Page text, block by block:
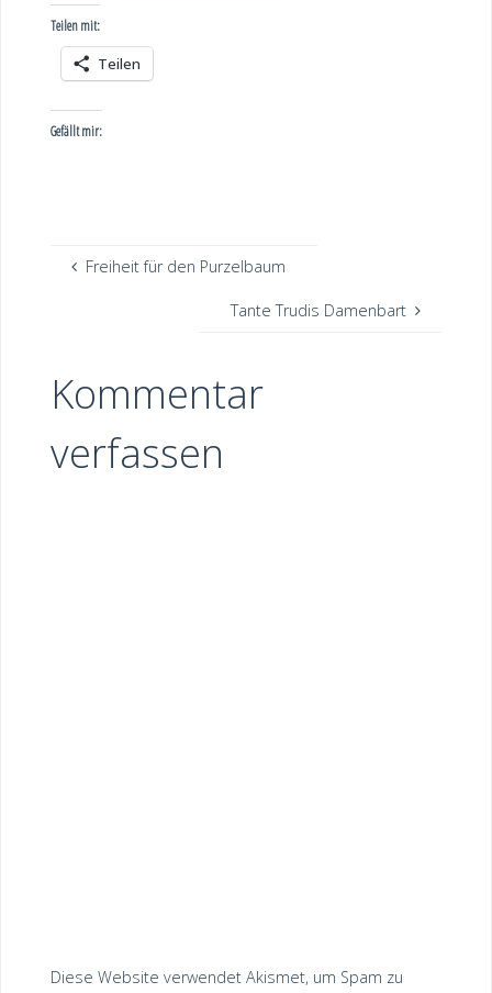
Teilen mit:
Teilen
Gefällt mir:
Freiheit für den Purzelbaum
Tante Trudis Damenbart
Kommentar
verfassen
Diese Website verwendet Akismet, um Spam zu